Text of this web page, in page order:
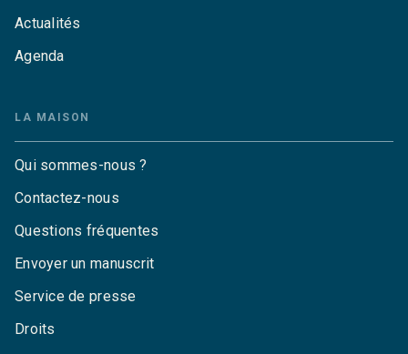
Actualités
Agenda
LA MAISON
Qui sommes-nous ?
Contactez-nous
Questions fréquentes
Envoyer un manuscrit
Service de presse
Droits